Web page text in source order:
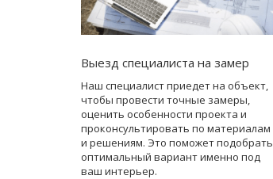
Выезд специалиста на замер
Наш специалист приедет на объект,
чтобы провести точные замеры,
оценить особенности проекта и
проконсультировать по материалам
и решениям. Это поможет подобрать
оптимальный вариант именно под
ваш интерьер.